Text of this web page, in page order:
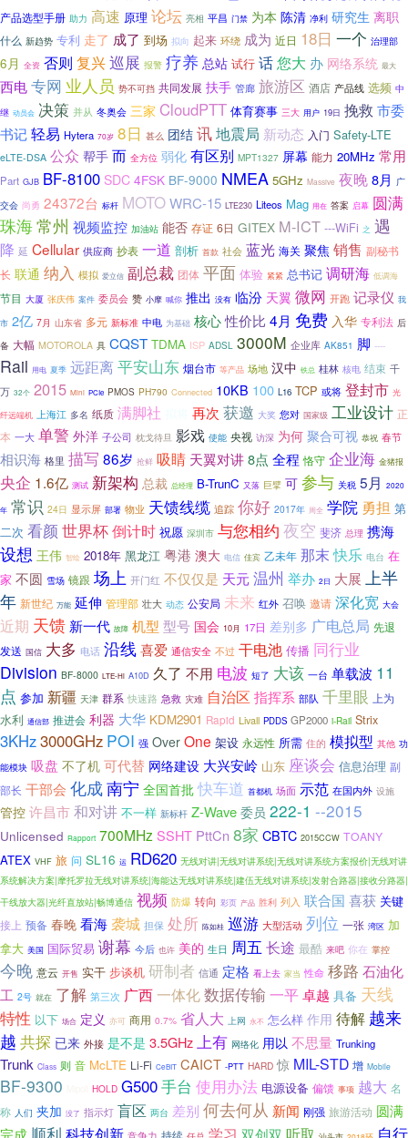
产品选型手册 助力 高速 原理 论坛 亮相 平昌 门禁 为本 陈清 净利 研究生 离职
什么 新趋势 专利 走了 成了 到场 拟向 起来 环绕 成为 近日 18日 一个 治理部
6月 全资 否则 复兴巡展 报警 疗养 总站 试行 话您大 办 网络系统 最大
西电专网 业人员 势不可挡 共同发展 扶手 管廊 旅游区 酒店 产品线 选频 中
继 动员会 决策 并从 冬奥会 三家 CloudPTT 体育赛事 三大 用户 19日 挽救 市委
书记轻易 Hytera 70岁 8日 甚么 团结讯地震局 新动态 入门 Safety-LTE
eLTE-DSA 公众 帮手 而 全方位 弱化 有区别 MPT1327 屏幕 能力 20MHz 常用
Part GJB BF-8100 SDC 4FSK BF-9000 NMEA 5GHz Massive 夜晚8月 广
交会 尚勇 24372台 标杆 MOTOWRC-15 LTE230 Liteos Mag 用在 答案 启幕 圆满
珠海常州 视频监控 加油站 能否 存证 6日 GITEX M-ICT ---WiFi 之 遇
降 延 Cellular 供应商 抄表 一道 剖析 首款 社会 蓝光 海关 聚焦 销售 副秘书
长 联通 纳入 模拟 爱立信 副总裁 团体 平面 体验 紧紧 总书记 调研海 低调海
节目 大厦 张庆伟 案件 委员会 赞 小摩 喊你 推出 没有 临汾 天翼 微网 开跑 记录仪 我
市 2亿 7月 山东省 多元 新标准 中电 为基础 核心性价比 4月 免费 入华 专利法 后
备 大幅 MOTOROLA 具 CQST TDMA ISP ADSL 3000M 企业库 AK851 脚 ----
Rail 用电 夏季 远距离平安山东 烟台市 等产品 场地 汉中 铁总 桂林 核电 结束 千
万 32个 2015 Mini PCIe PMOS PH790 Connected 10KB 100 L16 TCP 或将 登封市 光
纤远端机
上海江 多名 纸质 满脚社 再次 获邀 大奖 您对 国家级 工业设计 正
本 一大 单警 外洋 子公司 枕戈待旦 影戏 使能 央视 访深 为何 聚合可视 恭祝 春节
相识海 格里 描写 86岁 抢鲜 吸睛 天翼对讲8点 全程 恪守 企业海 金猪报
央企 1.6亿 测试 新架构 总裁 总经理 B-TrunC 又落 巨擘 可 参与 关税 5月 2020
年 常识 24日 显示屏 部署 物业 天馈线缆 追踪 你好 2017年 周全 学院 勇担 第
二次 看颜 世界杯倒计时 祝愿 深圳市 与您相约 夜空 斐济 总理 携海
设想 王伟 智绘 2018年 黑龙江 粤港 澳大 电信 佳宾 乙未年 那末 快乐 电台 在
家 不圆 雪场 镜跟 场上 开门红 不仅仅是 天元温州 举办 2日 大展 上半
年 新世纪 万能 延伸 管理部 壮大 动态 公安局 未来 红外 召唤 邀请 深化宽 大会
近期 天馈 新一代 故障 机型 型号 国会 10月 17日 差别多 广电总局 先退
发送 国信 大多 电话 沿线喜爱 通信安全 不过 干电池 传播 同行业
Division BF-8000 LTE-Hi A10D 久了 不用 电波 短了 大该 一台 单载波 11
点 参加 新疆 天津 群系 快速路 急救 灾难 自治区 指挥系 部队 千里眼 上为
水利 通信部 推进会 利器 大华 KDM2901 Rapid Livall PDDS GP2000 i-Rail Strix
3KHz3000GHz POI 强 Over One 架设 永远性 所需 住的 模拟型 其他 功
能模块 吸盘 不了机 可代替 网络建设 大兴安岭 山东 座谈会 信息治理 副
部长 干部会 化成南宁 全国首批 快车道 首都机 场面 示范 在国内外 设施
管控 许昌市和对讲 不一样 新标杆 Z-Wave 委员 222-1 --2015
Unlicensed Rapport 700MHz SSHT PttCn 8家 CBTC 2015CCW TOANY
ATEX VHF 旅 问 SL16 运 RD620 无线对讲|无线对讲系统|无线对讲系统方案报价|无线对讲
系统解决方案|摩托罗拉无线对讲系统|海能达无线对讲系统|建伍无线对讲系统|发射合路器|接收分路器|
干线放大器|光纤直放站|畅博通信 视频 防爆 转向 彩页 产品 胜利 列入 联合国 喜获 关键
接上 预备 春晚 看海 袭城 担保 处所 陈如桂 巡游 大型活动 列位 一张 湾区 加
拿大 美国 国际贸易 谢幕 今后 也许 美的 生日 周五 长途 最酷 来吧 你在 掌控
今晚 意云 开售 实干 步谈机 研制者 信通 定格 看上去 家当 性命 移路 石油化
工 2号 就在 了解 第三次 广西一体化数据传输 一平卓越 具备 天线
特性 以下 场合 定义 亦可 商用 0.7% 省人大 上网 永不 怎么样 作用 待解 越来
越 共探 已来 外接 是不是 3.5GHz上有 网络化 用以 不思量 Trunking
Trunk Class 则 音 McLTE Li-Fi CeBIT CAICT -PTT HARD 惊 MIL-STD 增 Mobile
BF-9300 HOLD G500手台 使用办法 电源设备 偏馈 事项 越大 名
称 人们 夹加 没了 指示灯 盲区 两台 差别 何去何从 新闻 刚强 旅游活动 圆满
完成 顺利 科技创新 学习 双创双 听取 自行